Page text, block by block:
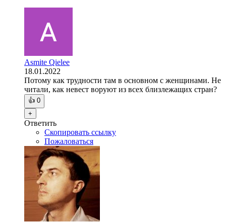
Asmite Qielee
18.01.2022
Потому как трудности там в основном с женщинами. Не
читали, как невест воруют из всех близлежащих стран?
👍 0
+
Ответить
Скопировать ссылку
Пожаловаться